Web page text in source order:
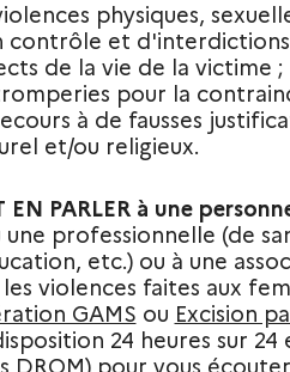
physiques,
contrôle et
de la vie de la victime ;
pour la
à de fausses
et/ou religieux.
EN PARLER à une
une professionnelle (de
etc.) ou à une
violences faites aux
GAMS ou Excision
24 heures sur 24
DROM) pour vous